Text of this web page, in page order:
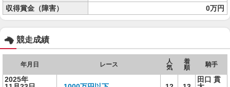
収得賞金（障害）
0万円
競走成績
年月日 レース
人
気
着
順
騎手
2025年
田口 貫